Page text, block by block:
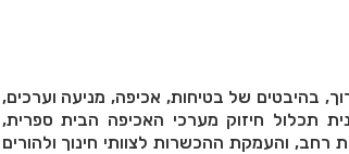
בהיבטים של בטיחות, אכיפה, מניעה וערכים,
תכלול חיזוק מערכי האכיפה הבית ספרית,
רחב, והעמקת ההכשרות לצוותי חינוך ולהורים